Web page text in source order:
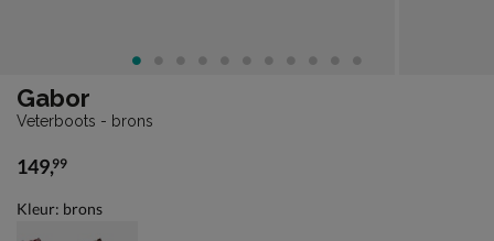
Gabor
Veterboots - brons
€ 149,99
149,99
Kleur: brons